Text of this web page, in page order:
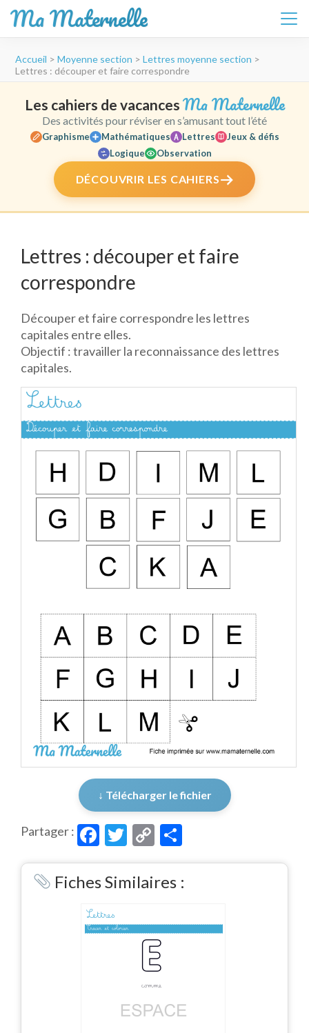
Ma Maternelle
contenu
Entrée)
Accueil > Moyenne section > Lettres moyenne section >
Lettres : découper et faire correspondre
Les cahiers de vacances Ma Maternelle
Des activités pour réviser en s’amusant tout l’été
Graphisme Mathématiques Lettres
Jeux & défis
Logique
Observation
DÉCOUVRIR LES CAHIERS
Lettres : découper et faire
correspondre
Découper et faire correspondre les lettres
capitales entre elles.
Objectif : travailler la reconnaissance des lettres
capitales.
↓ Télécharger le fichier
Partager : Facebook
Twitter
Copy
Link
Fiches Similaires :